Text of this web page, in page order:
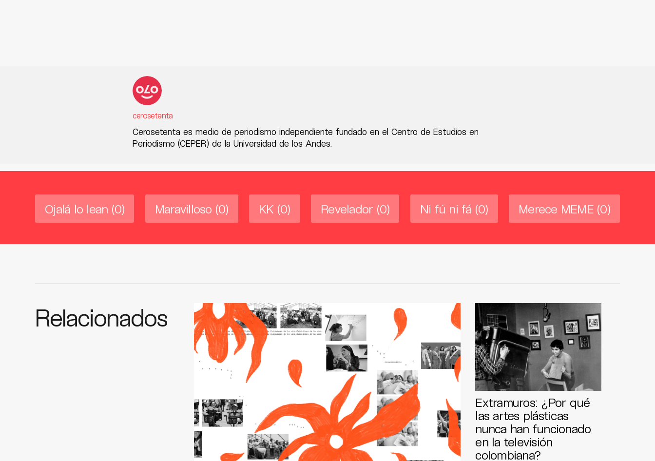
cerosetenta
Cerosetenta es medio de periodismo independiente fundado en el Centro de Estudios en
Periodismo (CEPER) de la Universidad de los Andes.
Ojalá lo lean (0) Maravilloso (0) KK (0) Revelador (0) Ni fú ni fá (0) Merece MEME (0)
Relacionados
Extramuros: ¿Por qué
las artes plásticas
nunca han funcionado
en la televisión
colombiana?